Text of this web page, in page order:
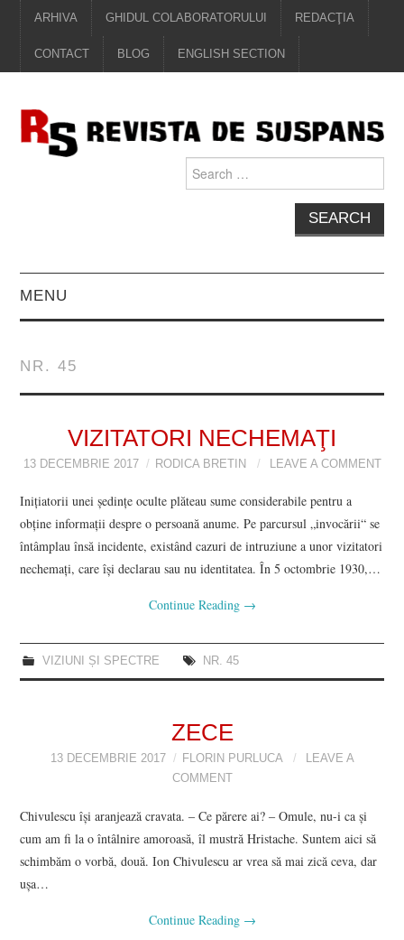
ARHIVA GHIDUL COLABORATORULUI REDACŢIA
CONTACT BLOG ENGLISH SECTION
for:
MENU
VIZIUNI ȘI SPECTRE
CARTE & FILM
SUSPANS
MARTIE 2018
APRILIE 2018
NR. 45
VIZITATORI NECHEMAŢI
13 DECEMBRIE 2017 RODICA BRETIN LEAVE A COMMENT
Iniţiatorii unei şedinţe oculte plăteau sume considerabile pentru a
obţine informaţii despre o persoană anume. Pe parcursul „invocării“ se
întâmplau însă incidente, existând cazuri de intruziune a unor vizitatori
nechemaţi, care îşi declarau sau nu identitatea. În 5 octombrie 1930,…
Continue Reading →
VIZIUNI ȘI SPECTRE NR. 45
ZECE
13 DECEMBRIE 2017 FLORIN PURLUCA
LEAVE A
COMMENT
Chivulescu își aranjează cravata. ‒ Ce părere ai? ‒ Omule, nu-i ca și
cum am fi la o întâlnire amoroasă, îl mustră Hristache. Suntem aici să
schimbăm o vorbă, două. Ion Chivulescu ar vrea să mai zică ceva, dar
ușa…
Continue Reading →